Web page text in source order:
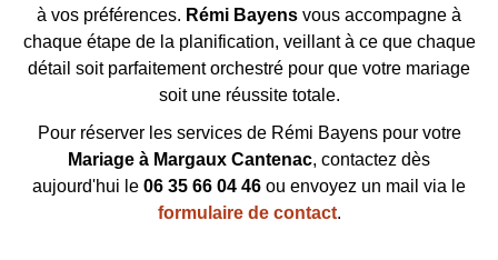
à vos préférences. Rémi Bayens vous accompagne à
chaque étape de la planification, veillant à ce que chaque
détail soit parfaitement orchestré pour que votre mariage
soit une réussite totale.
Pour réserver les services de Rémi Bayens pour votre
Mariage à Margaux Cantenac, contactez dès
aujourd'hui le 06 35 66 04 46 ou envoyez un mail via le
formulaire de contact.